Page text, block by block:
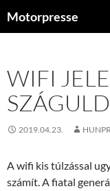
Motorpresse
WIFI
2019.04.23.
A wifi kis túlzással
számít. A fiatal